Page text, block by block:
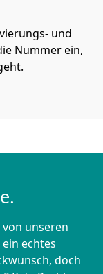
und
Nummer ein,
unseren
echtes
doch